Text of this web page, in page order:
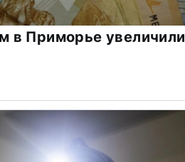
в Приморье увеличили